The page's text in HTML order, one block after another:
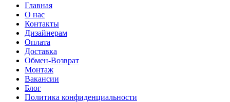
Главная
О нас
Контакты
Дизайнерам
Оплата
Доставка
Обмен-Возврат
Монтаж
Вакансии
Блог
Политика конфиденциальности